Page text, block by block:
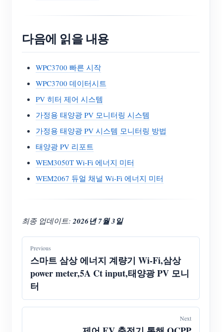
다음에 읽을 내용
WPC3700 빠른 시작
WPC3700 데이터시트
PV 히터 제어 시스템
가정용 태양광 PV 모니터링 시스템
가정용 태양광 PV 시스템 모니터링 방법
태양광 PV 리포트
WEM3050T Wi-Fi 에너지 미터
WEM2067 듀얼 채널 Wi-Fi 에너지 미터
최종 업데이트: 2026년 7월 3일
Previous
스마트 삼상 에너지 계량기 Wi-Fi,삼상
power meter,5A Ct input,태양광 PV 모니
터
Next